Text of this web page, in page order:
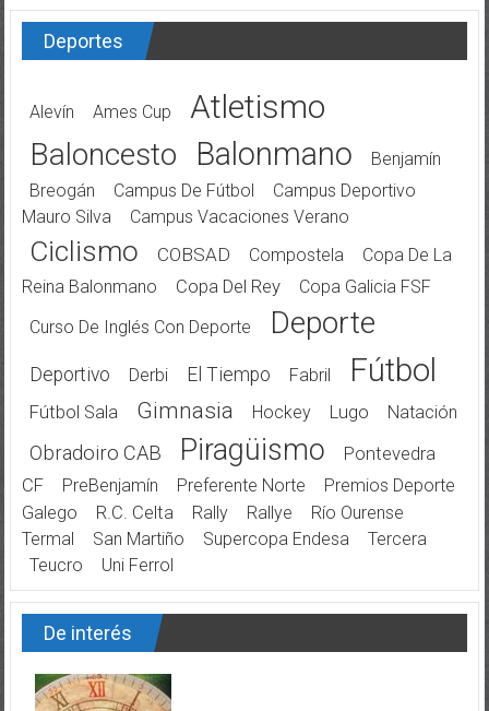
Deportes
Alevín Ames Cup Atletismo
Baloncesto Balonmano
Benjamín
Breogán
Campus De Fútbol
Campus Deportivo
Mauro Silva
Campus Vacaciones Verano
Ciclismo COBSAD Compostela
Copa De La
Reina Balonmano
Copa Del Rey
Copa Galicia FSF
Curso De Inglés Con Deporte
Deporte
Deportivo Derbi El Tiempo Fabril Fútbol
Fútbol Sala Gimnasia Hockey Lugo Natación
Obradoiro CAB Piragüismo
Pontevedra
CF
PreBenjamín Preferente Norte
Premios Deporte
Galego
R.C. Celta Rally Rallye
Río Ourense
Termal
San Martiño Supercopa Endesa
Tercera
Teucro
Uni Ferrol
De interés